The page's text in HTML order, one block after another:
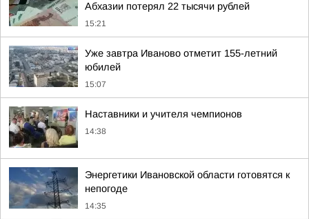
Абхазии потерял 22 тысячи рублей
15:21
Уже завтра Иваново отметит 155-летний
юбилей
15:07
Наставники и учителя чемпионов
14:38
Энергетики Ивановской области готовятся к
непогоде
14:35